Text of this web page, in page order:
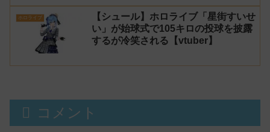
ホロライブ
【シュール】ホロライブ「星街すいせ
い」が始球式で105キロの投球を披露
するが冷笑される【vtuber】
コメント